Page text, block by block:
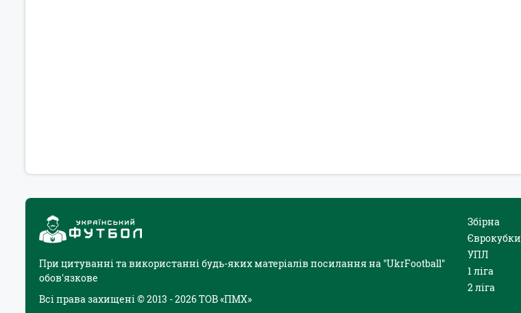
При цитуванні та використанні будь-яких матеріалів посилання на "UkrFootball"
обов'язкове
Всі права захищені © 2013 - 2026 ТОВ «ПМХ»
Збірна
Єврокубки
УПЛ
1 ліга
2 ліга